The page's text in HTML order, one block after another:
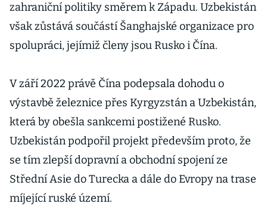
zahraniční politiky směrem k Západu. Uzbekistán
však zůstává součástí Šanghajské organizace pro
spolupráci, jejímiž členy jsou Rusko i Čína.
V září 2022 právě Čína podepsala dohodu o
výstavbě železnice přes Kyrgyzstán a Uzbekistán,
která by obešla sankcemi postižené Rusko.
Uzbekistán podpořil projekt především proto, že
se tím zlepší dopravní a obchodní spojení ze
Střední Asie do Turecka a dále do Evropy na trase
míjející ruské území.